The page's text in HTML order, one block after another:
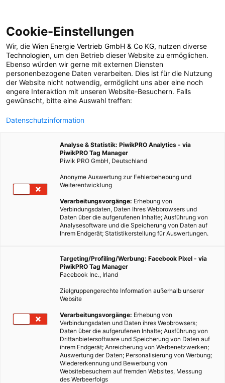
POSTS BY TAG
Ankara
1 BEITRAG
Cookie-Einstellungen
Wir, die Wien Energie Vertrieb GmbH & Co KG, nutzen diverse
Technologien, um den Betrieb dieser Website zu ermöglichen.
Ebenso würden wir gerne mit externen Diensten
personenbezogene Daten verarbeiten. Dies ist für die Nutzung
der Website nicht notwendig, ermöglicht uns aber eine noch
engere Interaktion mit unseren Website-Besuchern. Falls
gewünscht, bitte eine Auswahl treffen:
Datenschutzinformation
Analyse & Statistik: PiwikPRO Analytics - via
PiwikPRO Tag Manager
Piwik PRO GmbH, Deutschland
Anonyme Auswertung zur Fehlerbehebung und
Weiterentwicklung
Verarbeitungsvorgänge: Erhebung von
Verbindungsdaten, Daten Ihres Webbrowsers und
Daten über die aufgerufenen Inhalte; Ausführung von
Analysesoftware und die Speicherung von Daten auf
Ihrem Endgerät; Statistikerstellung für Auswertungen.
Targeting/Profiling/Werbung: Facebook Pixel - via
PiwikPRO Tag Manager
Facebook Inc., Irland
Zielgruppengerechte Information außerhalb unserer
Website
Verarbeitungsvorgänge: Erhebung von
Verbindungsdaten und Daten ihres Webbrowsers;
Daten über die aufgerufenen Inhalte; Ausführung von
Drittanbietersoftware und Speicherung von Daten auf
ihrem Endgerät; Anreicherung von Werbenetzwerken;
Auswertung der Daten; Personalisierung von Werbung;
Wiedererkennung und Bewerbung von
Websitebesuchern auf fremden Websites, Messung
des Werbeerfolgs